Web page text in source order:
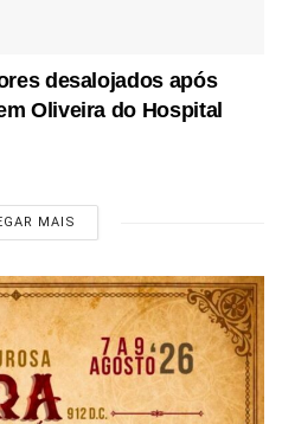
desalojados após
Oliveira do Hospital
MAIS